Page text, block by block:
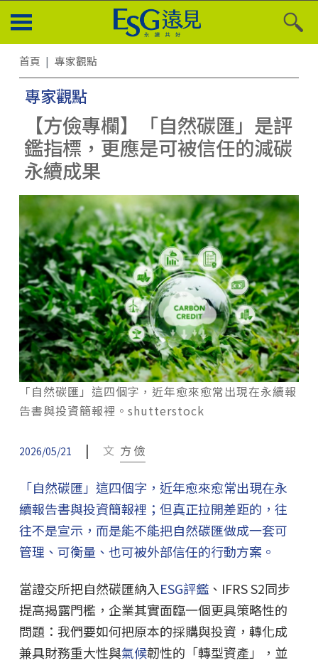
首頁 專家觀點
專家觀點
【方儉專欄】「自然碳匯」是評
鑑指標，更應是可被信任的減碳
永續成果
「自然碳匯」這四個字，近年愈來愈常出現在永續報
告書與投資簡報裡。shutterstock
2026/05/21 | 文 方 儉
「自然碳匯」這四個字，近年愈來愈常出現在永
續報告書與投資簡報裡；但真正拉開差距的，往
往不是宣示，而是能不能把自然碳匯做成一套可
管理、可衡量、也可被外部信任的行動方案。
當證交所把自然碳匯納入ESG評鑑、IFRS S2同步
提高揭露門檻，企業其實面臨一個更具策略性的
問題：我們要如何把原本的採購與投資，轉化成
兼具財務重大性與氣候韌性的「轉型資產」，並